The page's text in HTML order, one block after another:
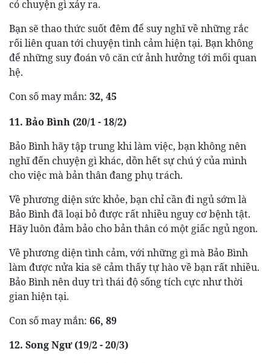
có chuyện gì xảy ra.
Bạn sẽ thao thức suốt đêm để suy nghĩ về những rắc
rối liên quan tới chuyện tình cảm hiện tại. Bạn không
để những suy đoán vô căn cứ ảnh hưởng tới mối quan
hệ.
Con số may mắn: 32, 45
11. Bảo Bình (20/1 - 18/2)
Bảo Bình hãy tập trung khi làm việc, bạn không nên
nghĩ đến chuyện gì khác, dồn hết sự chú ý của mình
cho việc mà bản thân đang phụ trách.
Về phương diện sức khỏe, bạn chỉ cần đi ngủ sớm là
Bảo Bình đã loại bỏ được rất nhiều nguy cơ bệnh tật.
Hãy luôn đảm bảo cho bản thân có một giấc ngủ ngon.
Về phương diện tình cảm, với những gì mà Bảo Bình
làm được nửa kia sẽ cảm thấy tự hào về bạn rất nhiều.
Bảo Bình nên duy trì thái độ sống tích cực như thời
gian hiện tại.
Con số may mắn: 66, 89
12. Song Ngư (19/2 - 20/3)